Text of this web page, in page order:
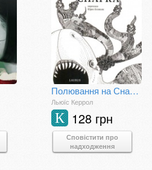
Полювання на Снарка
Льюїс Керрол
128 грн
К
Сповістити про
надходження